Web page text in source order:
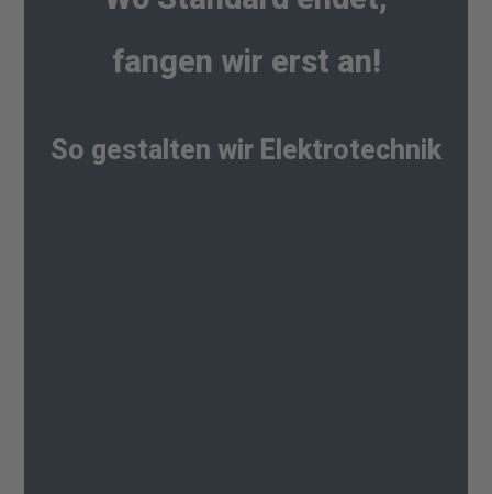
fangen wir erst an!
So gestalten wir Elektrotechnik